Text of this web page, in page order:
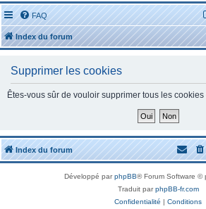
FAQ
Index du forum
Supprimer les cookies
Êtes-vous sûr de vouloir supprimer tous les
Index du forum
Développé parphpBB® Forum Software ©
Traduit parphpBB-fr.com
Confidentialité | Conditions